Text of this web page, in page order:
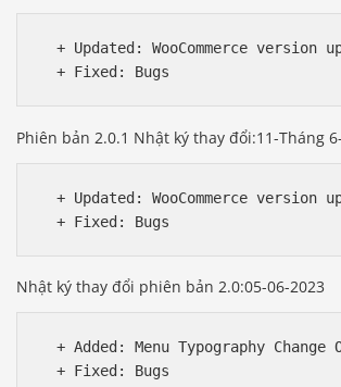
+ Updated: WooCommerce version
Phiên bản 2.0.1 Nhật ký thay đổi:11-Tháng
+ Updated: WooCommerce version
Nhật ký thay đổi phiên bản 2.0:05-06-2023
+ Added: Menu Typography Change